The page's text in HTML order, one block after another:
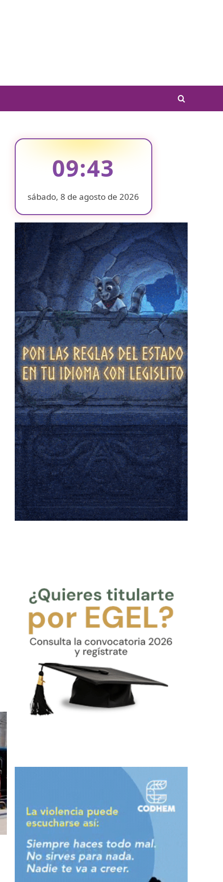
09:43
sábado, 8 de agosto de 2026
❄
❄
❄
❄
❄
❄
❄
❄
❄